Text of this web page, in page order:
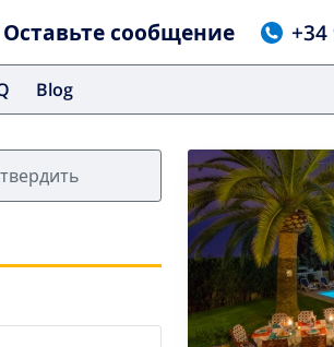
Оставьте сообщение +34
Blog